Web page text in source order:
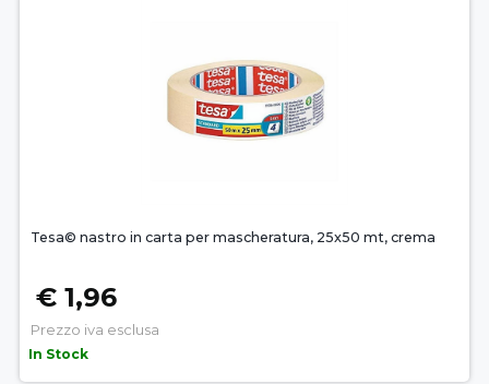
Tesa© nastro in carta per mascheratura, 25x50 mt, crema
€ 1,96
Prezzo iva esclusa
In Stock